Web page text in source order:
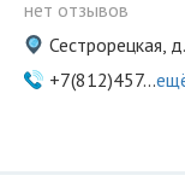
нет отзывов
Сестрорецкая,
+7(812)457...